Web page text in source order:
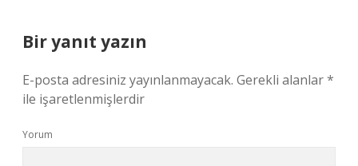
Bir yanıt yazın
E-posta adresiniz yayınlanmayacak. Gerekli alanlar*
ile işaretlenmişlerdir
Yorum